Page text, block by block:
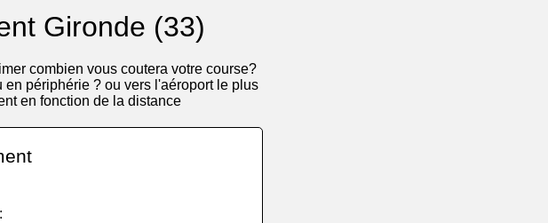
Gironde (33)
combien vous coutera votre course?
périphérie ? ou vers l'aéroport le plus
en fonction de la distance